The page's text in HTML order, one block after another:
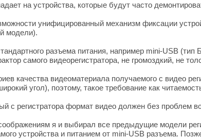
на устройства, которые будут часто
унифицированный механизм фиксации
модели).
разъема питания, например mini-USB
самого видеорегистратора, не громоздкий, не
качества видеоматериала получаемого с видео
угол), поэтому, такое требование как
с регистратора формат видео должен без проблем
я и выбирал все предыдущие модели
устройства и питанием от mini-USB разъема.